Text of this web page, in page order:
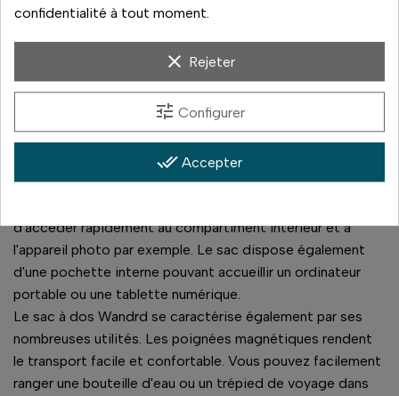
Les fermetures éclair sont également résistantes à l'eau,
protégeant ainsi votre précieux matériel des intempéries.
Le Wandrd PRVKE est un sac idéal pour les photographes
en déplacement. Le compartiment intérieur est
suffisamment spacieux pour ranger le matériel photo ou
d'accéder rapidement au compartiment intérieur et à
l'appareil photo par exemple. Le sac dispose également
d'une pochette interne pouvant accueillir un ordinateur
portable ou une tablette numérique.
Le sac à dos Wandrd se caractérise également par ses
nombreuses utilités. Les poignées magnétiques rendent
le transport facile et confortable. Vous pouvez facilement
ranger une bouteille d'eau ou un trépied de voyage dans
confidentialité à tout moment.
clear Rejeter
tune Configurer
done_all Accepter